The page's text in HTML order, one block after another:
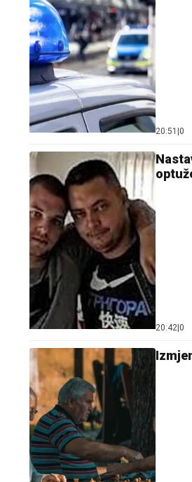
20:51 0
20:42 0